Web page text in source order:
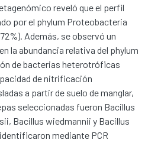
reveló que el perfil
por el phylum Proteobacteria
Además, se observó un
la abundancia relativa del phylum
de bacterias heterotróficas
de nitrificación
a partir de suelo de manglar,
seleccionadas fueron Bacillus
Bacillus wiedmannii y Bacillus
mediante PCR